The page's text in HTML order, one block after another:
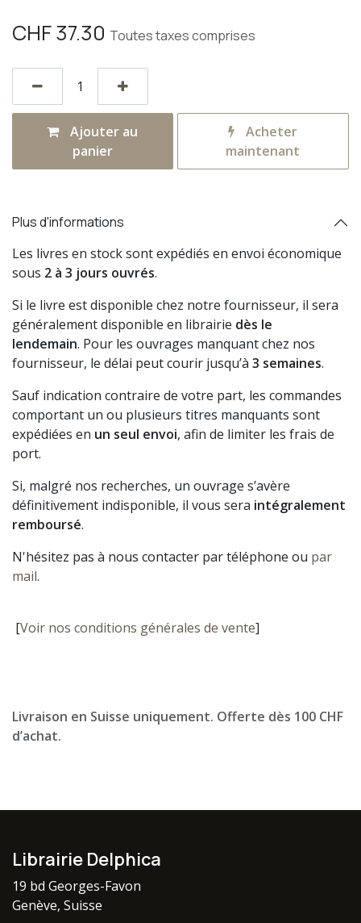
CHF37.30 Toutes taxes comprises
Ajouter au
panier
Acheter
maintenant
Plus d'informations
Les livres en stock sont expédiés en envoi économique
sous 2 à 3 jours ouvrés.
Si le livre est disponible chez notre fournisseur, il sera
généralement disponible en librairie dès le
lendemain. Pour les ouvrages manquant chez nos
fournisseur, le délai peut courir jusqu’à 3 semaines.
Sauf indication contraire de votre part, les commandes
comportant un ou plusieurs titres manquants sont
expédiées en un seul envoi, afin de limiter les frais de
port.
Si, malgré nos recherches, un ouvrage s’avère
définitivement indisponible, il vous sera intégralement
remboursé.
N'hésitez pas à nous contacter par téléphone ou par
mail.
[Voir nos conditions générales de vente]
Livraison en Suisse uniquement. Offerte dès 100 CHF
d’achat.
Librairie Delphica
19 bd Georges-Favon
Genève, Suisse